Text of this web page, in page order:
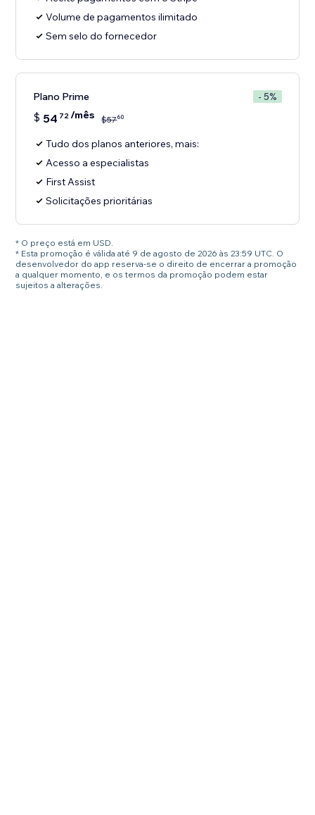
Volume de pagamentos ilimitado
Sem selo do fornecedor
Plano Prime - 5%
$ 54 72/mês $5760
Tudo dos planos anteriores, mais:
Acesso a especialistas
First Assist
Solicitações prioritárias
* O preço está em USD.
* Esta promoção é válida até 9 de agosto de 2026 às 23:59 UTC. O
desenvolvedor do app reserva-se o direito de encerrar a promoção
a qualquer momento, e os termos da promoção podem estar
sujeitos a alterações.